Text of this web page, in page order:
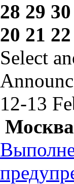
28 29 30
20 21 22
Select
12-13
Москва